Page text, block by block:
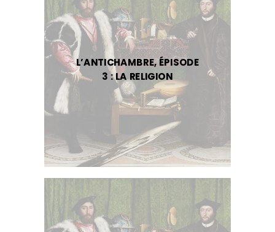
L’ANTICHAMBRE, ÉPISODE
3 : LA RELIGION